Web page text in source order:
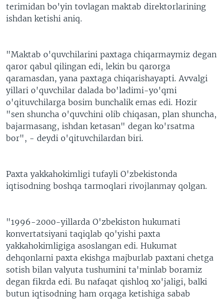
terimidan bo'yin tovlagan maktab direktorlarining
ishdan ketishi aniq.
"Maktab o'quvchilarini paxtaga chiqarmaymiz degan
qaror qabul qilingan edi, lekin bu qarorga
qaramasdan, yana paxtaga chiqarishayapti. Avvalgi
yillari o'quvchilar dalada bo'ladimi-yo'qmi
o'qituvchilarga bosim bunchalik emas edi. Hozir
"sen shuncha o'quvchini olib chiqasan, plan shuncha,
bajarmasang, ishdan ketasan" degan ko'rsatma
bor", - deydi o'qituvchilardan biri.
Paxta yakkahokimligi tufayli O'zbekistonda
iqtisodning boshqa tarmoqlari rivojlanmay qolgan.
"1996-2000-yillarda O'zbekiston hukumati
konvertatsiyani taqiqlab qo'yishi paxta
yakkahokimligiga asoslangan edi. Hukumat
dehqonlarni paxta ekishga majburlab paxtani chetga
sotish bilan valyuta tushumini ta'minlab boramiz
degan fikrda edi. Bu nafaqat qishloq xo'jaligi, balki
butun iqtisodning ham orqaga ketishiga sabab